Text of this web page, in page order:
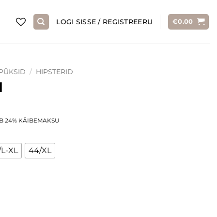
LOGI SISSE / REGISTREERU €0.00
/ HIPSTERID
24% KÄIBEMAKSU
XL 44/XL